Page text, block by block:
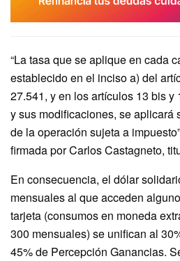
“La tasa que se aplique en cada
establecido en el inciso a) del
27.541, y en los artículos 13 bis y
y sus modificaciones, se aplicará
de la operación sujeta a
firmada por Carlos Castagneto,
En consecuencia, el dólar
mensuales al que acceden
tarjeta (consumos en moneda
300 mensuales) se unifican al
45% de Percepción Ganancias.